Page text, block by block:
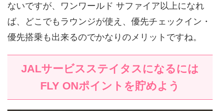
ないですが、ワンワールド サファイア以上になれ
ば、どこでもラウンジが使え、優先チェックイン・
優先搭乗も出来るのでかなりのメリットですね。
JALサービスステイタスになるには
FLY ONポイントを貯めよう